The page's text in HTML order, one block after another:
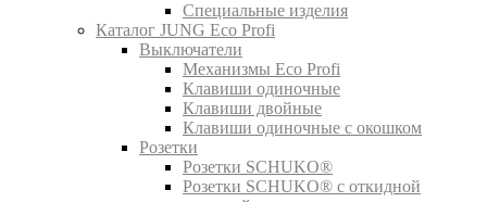
Специальные изделия
Каталог JUNG Eco Profi
Выключатели
Механизмы Eco Profi
Клавиши одиночные
Клавиши двойные
Клавиши одиночные с окошком
Розетки
Розетки SCHUKO®
Розетки SCHUKO® с откидной